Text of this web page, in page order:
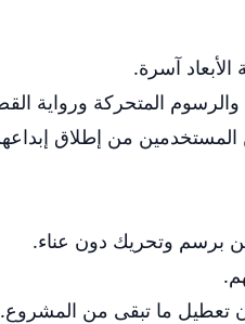
تعطيل ما تبقى من المشروع.